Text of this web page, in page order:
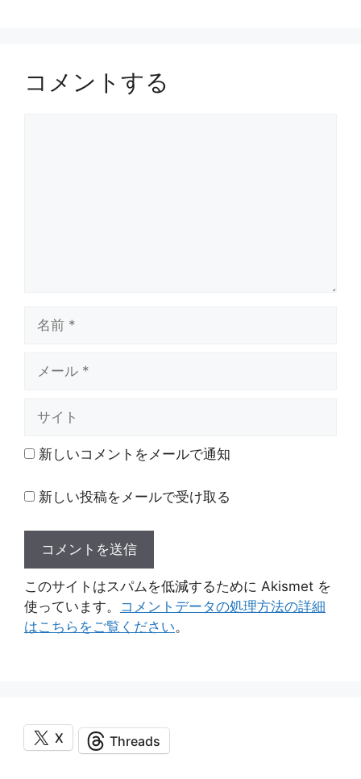
コメントする
ト 新しいコメントをメールで通知
新しい投稿をメールで受け取る
このサイトはスパムを低減するために Akismet を
使っています。 コメントデータの処理方法の詳細
はこちらをご覧ください。
X Threads